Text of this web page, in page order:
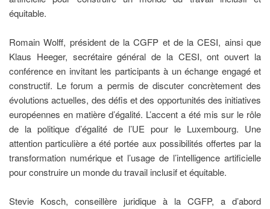
équitable.
Romain Wolff, président de la CGFP et de la CESI, ainsi que
Klaus Heeger, secrétaire général de la CESI, ont ouvert la
conférence en invitant les participants à un échange engagé et
constructif. Le forum a permis de discuter concrètement des
évolutions actuelles, des défis et des opportunités des initiatives
européennes en matière d’égalité. L’accent a été mis sur le rôle
de la politique d’égalité de l’UE pour le Luxembourg. Une
attention particulière a été portée aux possibilités offertes par la
transformation numérique et l’usage de l’intelligence artificielle
pour construire un monde du travail inclusif et équitable.
Stevie Kosch, conseillère juridique à la CGFP, a d’abord